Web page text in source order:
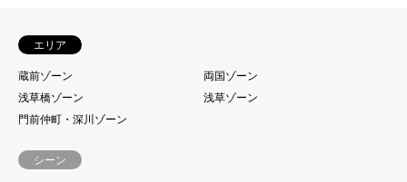
エリア
蔵前ゾーン
両国ゾーン
浅草橋ゾーン
浅草ゾーン
門前仲町・深川ゾーン
シーン